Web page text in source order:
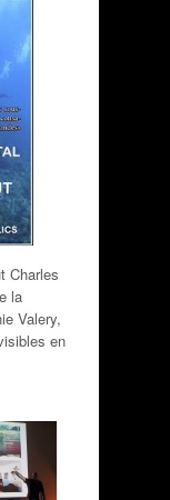
Charles
la
Valery,
en